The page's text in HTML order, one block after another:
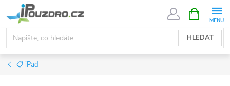
na
obsah
HLEDAT
NÁKUPNÍ
KOŠÍK
📋 iPad